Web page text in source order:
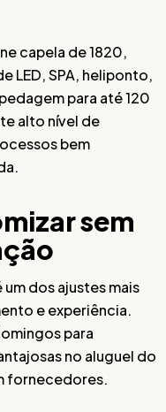
capela de 1820,
LED, SPA, heliponto,
para até 120
alto nível de
bem
sem
dos ajustes mais
e experiência.
para
no aluguel do
fornecedores.